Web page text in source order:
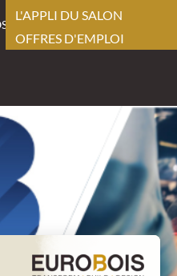
L'APPLI DU SALON
OFFRES D'EMPLOI